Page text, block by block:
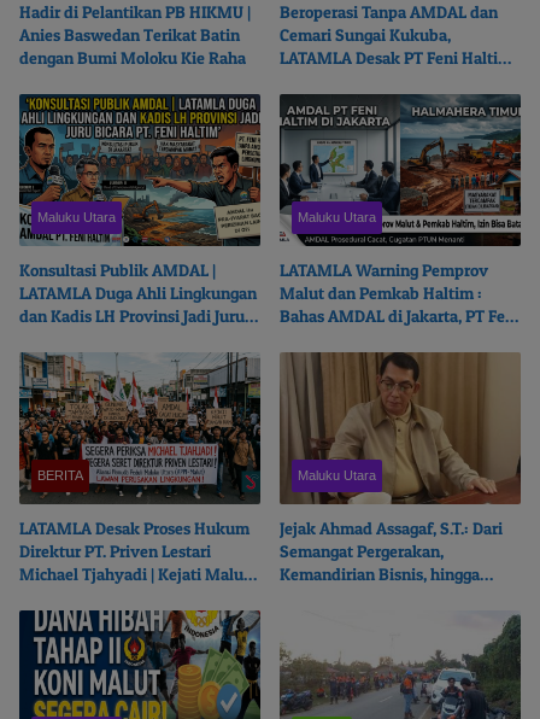
Hadir di Pelantikan PB HIKMU |
Anies Baswedan Terikat Batin
dengan Bumi Moloku Kie Raha
Beroperasi Tanpa AMDAL dan
Cemari Sungai Kukuba,
LATAMLA Desak PT Feni Haltim
Maluku Utara
Konsultasi Publik AMDAL |
LATAMLA Duga Ahli Lingkungan
dan Kadis LH Provinsi Jadi Juru
Maluku Utara
LATAMLA Warning Pemprov
Malut dan Pemkab Haltim :
Bahas AMDAL di Jakarta, PT Feni
BERITA
LATAMLA Desak Proses Hukum
Direktur PT. Priven Lestari
Michael Tjahyadi | Kejati Malut
Maluku Utara
Jejak Ahmad Assagaf, S.T.: Dari
Semangat Pergerakan,
Kemandirian Bisnis, hingga